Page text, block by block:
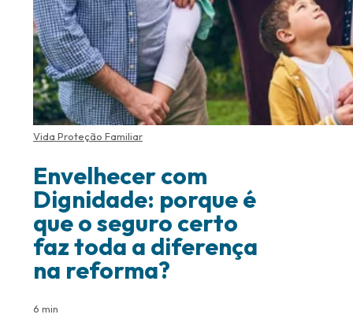
Vida Proteção Familiar
Envelhecer com
Dignidade: porque é
que o seguro certo
faz toda a diferença
na reforma?
6 min